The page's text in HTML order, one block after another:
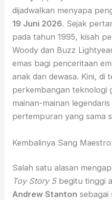
dijadwalkan menyapa
19 Juni 2026. Sejak
pada tahun 1995, kisah
Woody dan Buzz
emas bagi penceritaan
anak dan dewasa. Kini, di
perkembangan teknologi
mainan-mainan
pertempuran yang sama
Kembalinya Sang
Salah satu alasan
Toy Story 5begitu tinggi
Andrew Stanton sebagai